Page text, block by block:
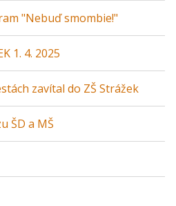
"Nebuď smombie!"
1. 4. 2025
zavítal do ZŠ Strážek
ŠD a MŠ